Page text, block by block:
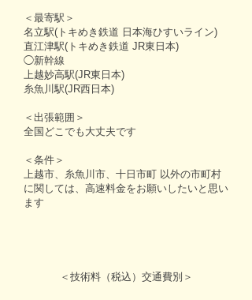
＜最寄駅＞
名立駅(トキめき鉄道 日本海ひすいライン)
直江津駅(トキめき鉄道 JR東日本)
◯新幹線
上越妙高駅(JR東日本)
糸魚川駅(JR西日本)
＜出張範囲＞
全国どこでも大丈夫です
＜条件＞
上越市、糸魚川市、十日市町 以外の市町村
に関しては、高速料金をお願いしたいと思い
ます
＜技術料（税込）交通費別＞